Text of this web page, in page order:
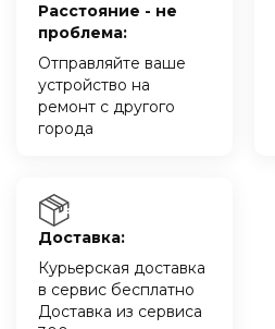
Расстояние - не
проблема:
Отправляйте ваше
устройство на
ремонт с другого
города
Доставка:
Курьерская доставка
в сервис бесплатно
Доставка из сервиса